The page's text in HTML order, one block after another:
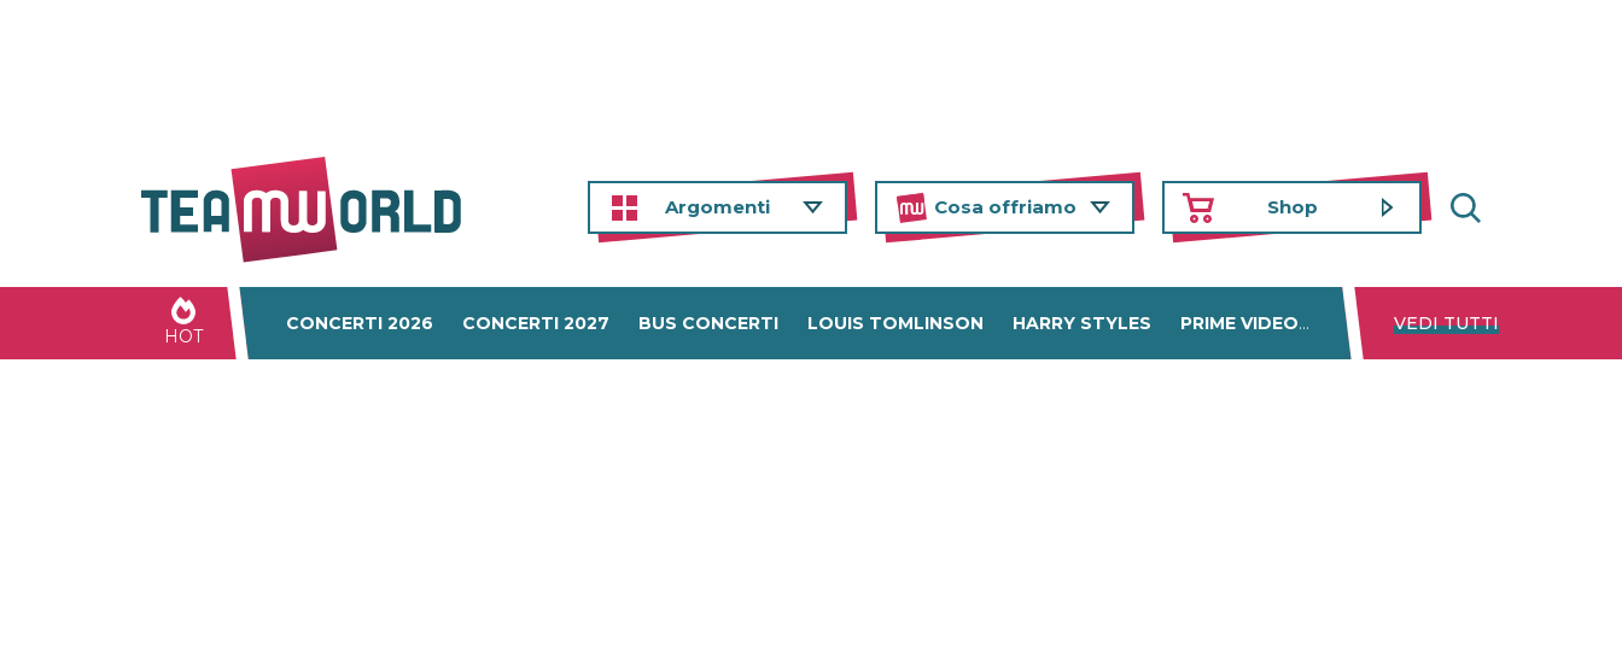
Argomenti Cosa offriamo Shop
HOT
CONCERTI 2026 CONCERTI 2027 BUS CONCERTI LOUIS TOMLINSON HARRY STYLES PRIME VIDEO DISNEY+ NETFLIX
VEDI TUTTI